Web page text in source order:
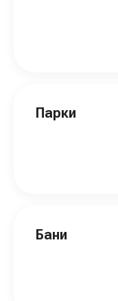
Парки
Бани